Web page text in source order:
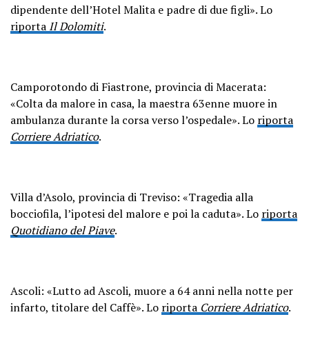
dipendente dell’Hotel Malita e padre di due figli». Lo
riporta Il Dolomiti.
Camporotondo di Fiastrone, provincia di Macerata:
«Colta da malore in casa, la maestra 63enne muore in
ambulanza durante la corsa verso l’ospedale». Lo riporta
Corriere Adriatico.
Villa d’Asolo, provincia di Treviso: «Tragedia alla
bocciofila, l’ipotesi del malore e poi la caduta». Lo riporta
Quotidiano del Piave.
Ascoli: «Lutto ad Ascoli, muore a 64 anni nella notte per
infarto, titolare del Caffè». Lo riporta Corriere Adriatico.